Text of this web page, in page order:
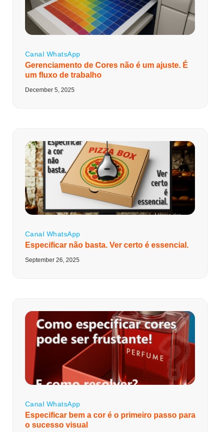
Canal WhatsApp
Gerenciamento de Cores não é um ajuste. É
um fluxo de trabalho
December 5, 2025
Canal WhatsApp
Especificar não basta. Ver certo é essencial.
September 26, 2025
Canal WhatsApp
Especificar bem a cor é o primeiro passo para
o sucesso visual